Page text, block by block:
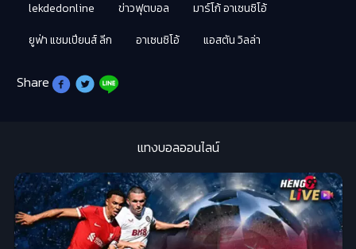
lekdedonline ข่าวฟุตบอล
มาร์โก้ อาเซนซิโอ้
ยูฟ่า แชมเปียนส์ ลีก
อาเซนซิโอ้ แอสตัน วิลล่า
Share
แทงบอลออนไลน์